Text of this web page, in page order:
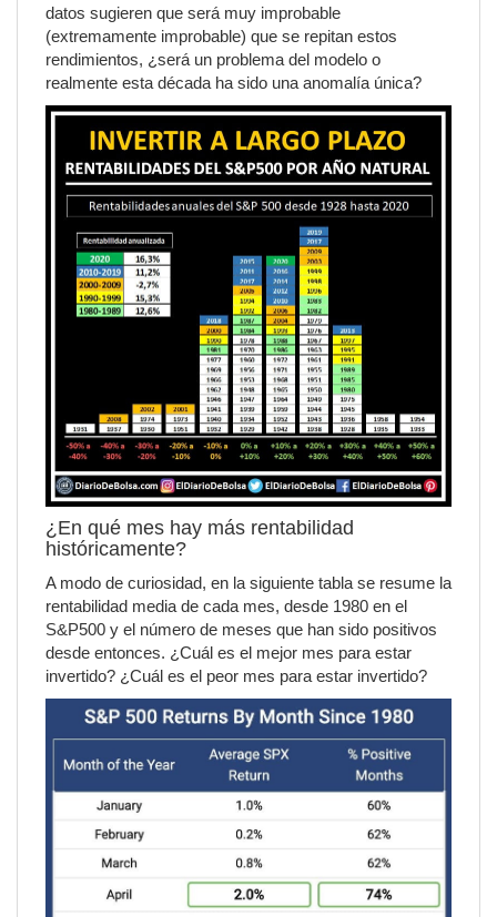
datos sugieren que será muy improbable
(extremamente improbable) que se repitan estos
rendimientos, ¿será un problema del modelo o
realmente esta década ha sido una anomalía única?
¿En qué mes hay más rentabilidad
históricamente?
A modo de curiosidad, en la siguiente tabla se resume la
rentabilidad media de cada mes, desde 1980 en el
S&P500 y el número de meses que han sido positivos
desde entonces. ¿Cuál es el mejor mes para estar
invertido? ¿Cuál es el peor mes para estar invertido?